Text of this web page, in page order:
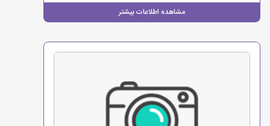
مشاهده اطلاعات بیشتر